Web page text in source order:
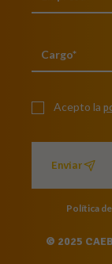
Acepto la
Enviar
Política
© 2025